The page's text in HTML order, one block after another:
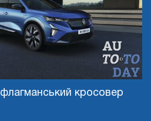
кросовер